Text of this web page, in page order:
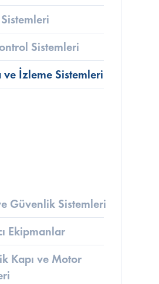
Sistemleri
ve İzleme Sistemleri
Güvenlik Sistemleri
Ekipmanlar
Kapı ve Motor